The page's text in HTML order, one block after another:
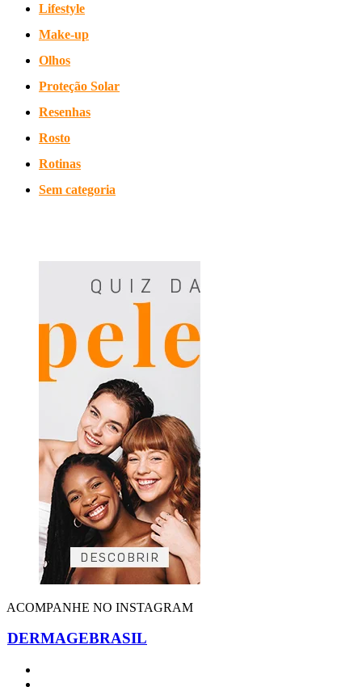
Lifestyle
Make-up
Olhos
Proteção Solar
Resenhas
Rosto
Rotinas
Sem categoria
ACOMPANHE NO INSTAGRAM
DERMAGEBRASIL